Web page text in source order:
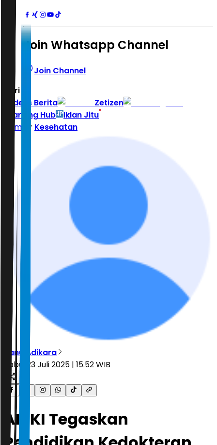
Join Whatsapp Channel
Join Channel
Hari ini
Indeks Berita
Zetizen
Learning Hub
Iklan Jitu
Home
Kesehatan
Banu Adikara
Rabu, 23 Juli 2025 | 15.52 WIB
AIPKI Tegaskan